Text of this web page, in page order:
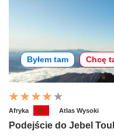
Byłem tam Chcę
Afryka Atlas Wysoki
Podejście do Jebel